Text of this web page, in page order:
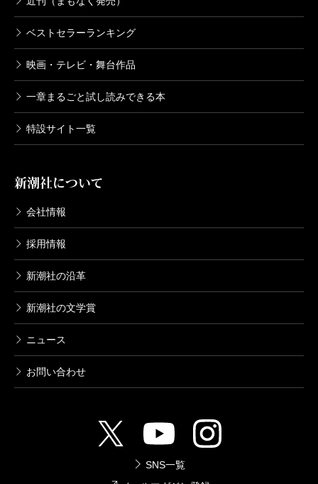
ベストセラーランキング
映画・テレビ・舞台作品
一章まるごと試し読みできる本
特設サイト一覧
新潮社について
会社情報
採用情報
新潮社の沿革
新潮社の文学賞
ニュース
お問い合わせ
SNS一覧